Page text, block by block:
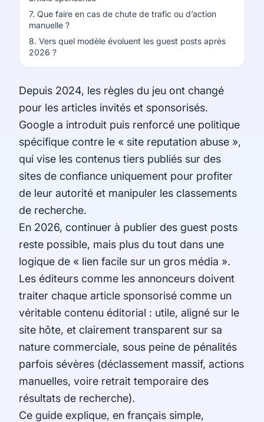
7. Que faire en cas de chute de trafic ou d’action
manuelle ?
8. Vers quel modèle évoluent les guest posts après
2026 ?
Depuis 2024, les règles du jeu ont changé
pour les articles invités et sponsorisés.
Google a introduit puis renforcé une politique
spécifique contre le « site reputation abuse »,
qui vise les contenus tiers publiés sur des
sites de confiance uniquement pour profiter
de leur autorité et manipuler les classements
de recherche.
En 2026, continuer à publier des guest posts
reste possible, mais plus du tout dans une
logique de « lien facile sur un gros média ».
Les éditeurs comme les annonceurs doivent
traiter chaque article sponsorisé comme un
véritable contenu éditorial : utile, aligné sur le
site hôte, et clairement transparent sur sa
nature commerciale, sous peine de pénalités
parfois sévères (déclassement massif, actions
manuelles, voire retrait temporaire des
résultats de recherche).
Ce guide explique, en français simple,